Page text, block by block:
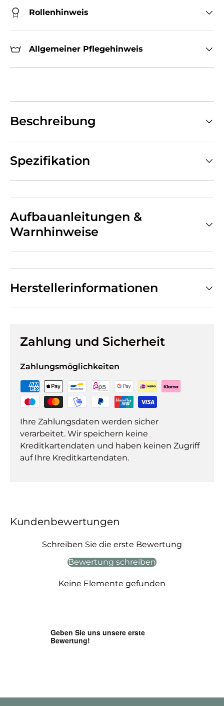
Rollenhinweis
Allgemeiner Pflegehinweis
Beschreibung
Spezifikation
Aufbauanleitungen &
Warnhinweise
Herstellerinformationen
Zahlung und Sicherheit
Zahlungsmöglichkeiten
Ihre Zahlungsdaten werden sicher
verarbeitet. Wir speichern keine
Kreditkartendaten und haben keinen Zugriff
auf Ihre Kreditkartendaten.
Kundenbewertungen
Schreiben Sie die erste Bewertung
Bewertung schreiben
Keine Elemente gefunden